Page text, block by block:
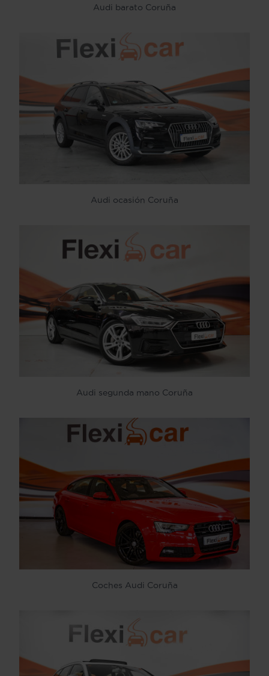
Audi barato Coruña
Audi ocasión Coruña
Audi segunda mano Coruña
Coches Audi Coruña